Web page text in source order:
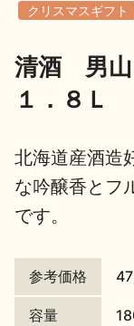
歳時記
地酒川柳
クリスマスギフト
清酒 男
１．８Ｌ
北海道産酒造
な吟醸香とフ
です。
参考価格
容量